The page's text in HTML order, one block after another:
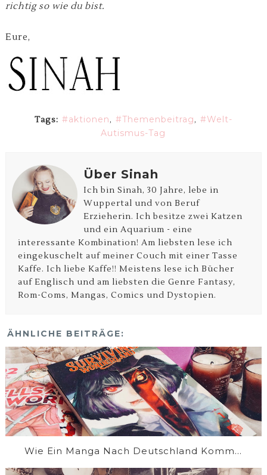
richtig so wie du bist.
Eure,
Tags: aktionen, Themenbeitrag,
Welt-
Autismus-Tag
Über Sinah
Ich bin Sinah, 30 Jahre, lebe in
Wuppertal und von Beruf
Erzieherin. Ich besitze zwei Katzen
und ein Aquarium - eine
interessante Kombination! Am liebsten lese ich
eingekuschelt auf meiner Couch mit einer Tasse
Kaffe. Ich liebe Kaffe!! Meistens lese ich Bücher
auf Englisch und am liebsten die Genre Fantasy,
Rom-Coms, Mangas, Comics und Dystopien.
ÄHNLICHE BEITRÄGE:
Wie Ein Manga Nach Deutschland Komm...